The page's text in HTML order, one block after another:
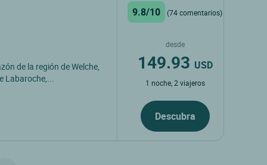
de la región de Welche,
Labaroche,...
9.8/10 (74 comentarios)
desde
149.93 USD
1 noche, 2 viajeros
Descubra